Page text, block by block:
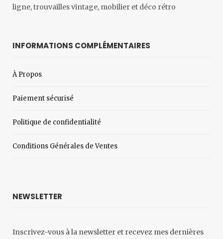
ligne, trouvailles vintage, mobilier et déco rétro
INFORMATIONS COMPLÉMENTAIRES
À Propos
Paiement sécurisé
Politique de confidentialité
Conditions Générales de Ventes
NEWSLETTER
Inscrivez-vous à la newsletter et recevez mes dernières